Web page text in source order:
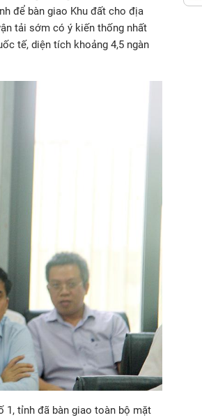
để bàn giao Khu đất cho địa
tải sớm có ý kiến thống nhất
tế, diện tích khoảng 4,5 ngàn
1, tỉnh đã bàn giao toàn bộ mặt